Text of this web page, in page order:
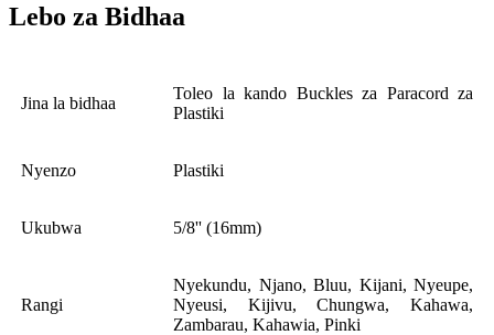
Lebo za Bidhaa
Jina la bidhaa
Toleo la kando Buckles za Paracord za
Plastiki
Nyenzo Plastiki
Ukubwa 5/8'' (16mm)
Rangi
Nyekundu, Njano, Bluu, Kijani, Nyeupe,
Nyeusi, Kijivu, Chungwa, Kahawa,
Zambarau, Kahawia, Pinki